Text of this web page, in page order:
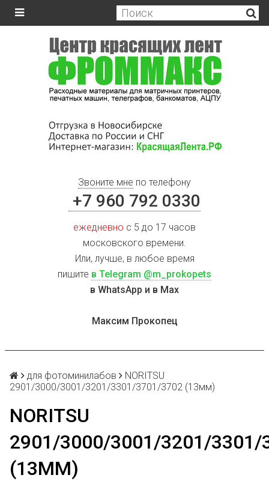
Звоните мне по телефону
+7 960 792 0330
ежедневно с 5 до 17 часов
московского времени.
Или, лучше, в любое время
пишите в Telegram @m_prokopets
в WhatsApp и в Max
Максим Прокопец
для фотоминилабов
NORITSU
2901/3000/3001/3201/3301/3701/3702 (13мм)
NORITSU
2901/3000/3001/3201/3301/
(13ММ)